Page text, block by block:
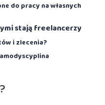
do pracy na własnych
stają freelancerzy
i zlecenia?